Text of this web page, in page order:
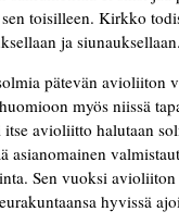
toisilleen. Kirkko
ja
pätevän avioliiton
myös niissä
avioliitto halutaan
asianomainen
Sen vuoksi
hyvissä